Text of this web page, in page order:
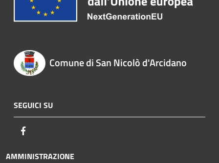
Comune di San Nicolò d'Arcidano
SEGUICI SU
AMMINISTRAZIONE